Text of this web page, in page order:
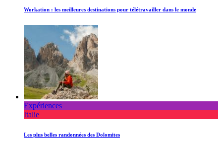
Workation : les meilleures destinations pour télétravailler dans le monde
Expériences
Italie
Les plus belles randonnées des Dolomites